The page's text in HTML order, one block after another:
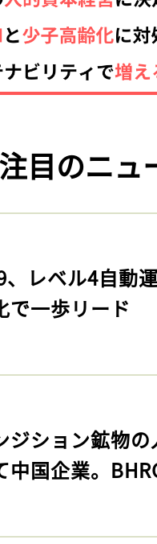
注目のニュ
、レベル4自動
で一歩リード
ジション鉱物
中国企業。